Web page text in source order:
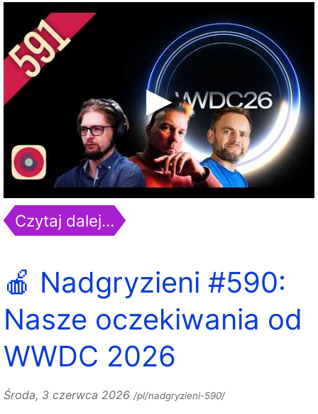
Czytaj dalej…
🍎 Nadgryzieni #590:
Nasze oczekiwania od
WWDC 2026
Środa, 3 czerwca 2026 /pl/nadgryzieni-590/